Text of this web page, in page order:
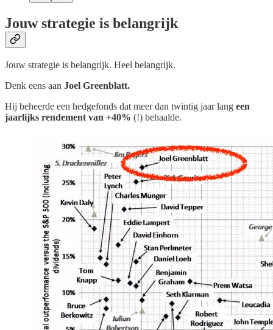
Jouw strategie is belangrijk
Jouw strategie is belangrijk. Heel belangrijk.
Denk eens aan Joel Greenblatt.
Hij beheerde een hedgefonds dat meer dan twintig jaar lang een
jaarlijks rendement van +40% (!) behaalde.